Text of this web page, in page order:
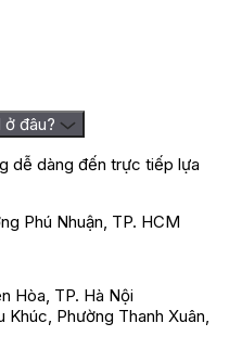
Meursault
Vang Chateau De
vang Chateau De
nhoChardonnay
gian thu hoạch nho diễn ra
khi nho được thu hái sẽ
đâu?
dễ dàng đến trực tiếp lựa
Phú Nhuận, TP. HCM
Hòa, TP. Hà Nội
Phường Thanh Xuân,